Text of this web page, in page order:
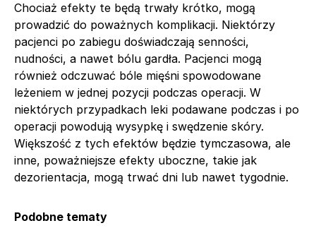
Chociaż efekty te będą trwały krótko, mogą
prowadzić do poważnych komplikacji. Niektórzy
pacjenci po zabiegu doświadczają senności,
nudności, a nawet bólu gardła. Pacjenci mogą
również odczuwać bóle mięśni spowodowane
leżeniem w jednej pozycji podczas operacji. W
niektórych przypadkach leki podawane podczas i po
operacji powodują wysypkę i swędzenie skóry.
Większość z tych efektów będzie tymczasowa, ale
inne, poważniejsze efekty uboczne, takie jak
dezorientacja, mogą trwać dni lub nawet tygodnie.
Podobne tematy